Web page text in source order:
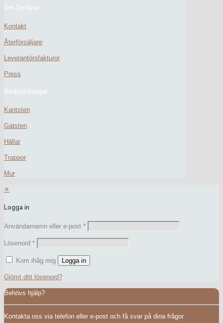
Om Zurface
Kontakt
Återförsäljare
Leverantörsfakturor
Press
Nedladdningar
Kantsten
Gatsten
Hällar
Trappor
Mur
✕
Logga in
Användarnamn eller e-post *
Lösenord *
Kom ihåg mig Logga in
Glömt ditt lösenord?
Behövs hjälp?
Kontakta oss via telefon eller e-post och få svar på dina frågor.